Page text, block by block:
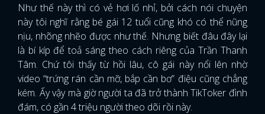
Như thế này thì có vẻ hơi lố nhỉ, bởi cách nói chuyện
này tôi nghĩ rằng bé gái 12 tuổi cũng khó có thể nũng
nịu, nhõng nhẽo được như thế. Nhưng biết đâu đây lại
là bí kíp để toả sáng theo cách riêng của Trần Thanh
Tâm. Chứ tôi thấy từ hồi lâu, cô gái này nổi lên nhờ
video “trứng rán cần mỡ, bắp cần bơ” điệu cũng chẳng
kém. Ấy vậy mà giờ người ta đã trở thành TikToker đình
đám, có gần 4 triệu người theo dõi rồi này.